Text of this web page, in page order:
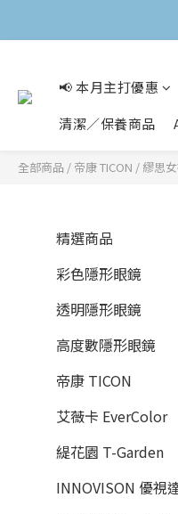
📢 本月主打優惠
清潔／保養商品
全部商品 / 帝康 TICON / 繆思
精選商品
彩色隱形眼鏡
透明隱形眼鏡
高度數隱形眼鏡
帝康 TICON
艾薇卡 EverColor
緹花園 T-Garden
INNOVISON 優視